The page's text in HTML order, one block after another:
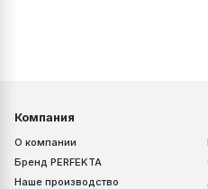
Компания
О компании
Бренд PERFEKTA
Наше производство